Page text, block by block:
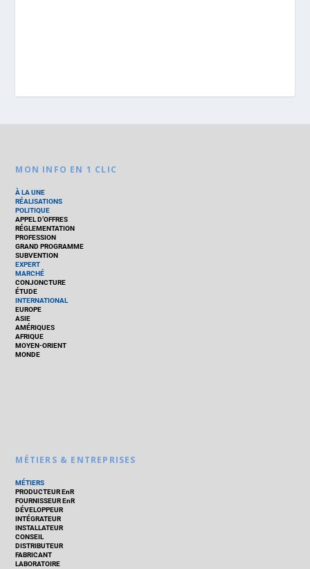
MON INFO EN 1 CLIC
À LA UNE
RÉALISATIONS
POLITIQUE
APPEL D’OFFRES
RÉGLEMENTATION
PROFESSION
GRAND PROGRAMME
SUBVENTION
EXPERT
MARCHÉ
CONJONCTURE
ÉTUDE
INTERNATIONAL
EUROPE
ASIE
AMÉRIQUES
AFRIQUE
MOYEN-ORIENT
MONDE
MÉTIERS & ENTREPRISES
MÉTIERS
PRODUCTEUR EnR
FOURNISSEUR EnR
DÉVELOPPEUR
INTÉGRATEUR
INSTALLATEUR
CONSEIL
DISTRIBUTEUR
FABRICANT
LABORATOIRE